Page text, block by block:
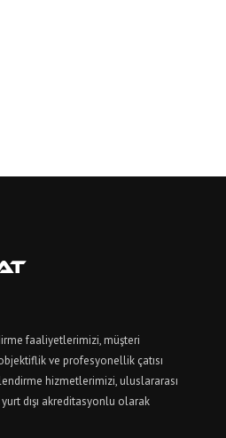
faaliyetlerimizi, müşteri
ve profesyonellik çatısı
hizmetlerimizi, uluslararası
dışı akreditasyonlu olarak